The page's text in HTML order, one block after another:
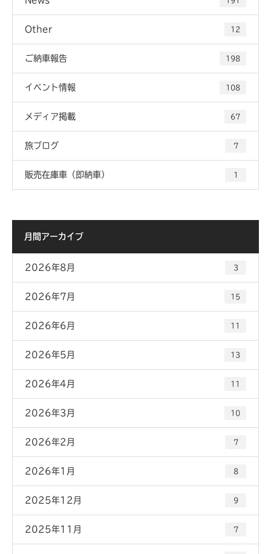
Other 12
ご納車報告 198
イベント情報 108
メディア掲載 67
旅ブログ 7
販売在庫車（即納車） 1
月間アーカイブ
2026年8月 3
2026年7月 15
2026年6月 11
2026年5月 13
2026年4月 11
2026年3月 10
2026年2月 7
2026年1月 8
2025年12月 9
2025年11月 7